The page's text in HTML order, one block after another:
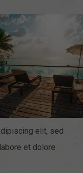
elit, sed
et dolore